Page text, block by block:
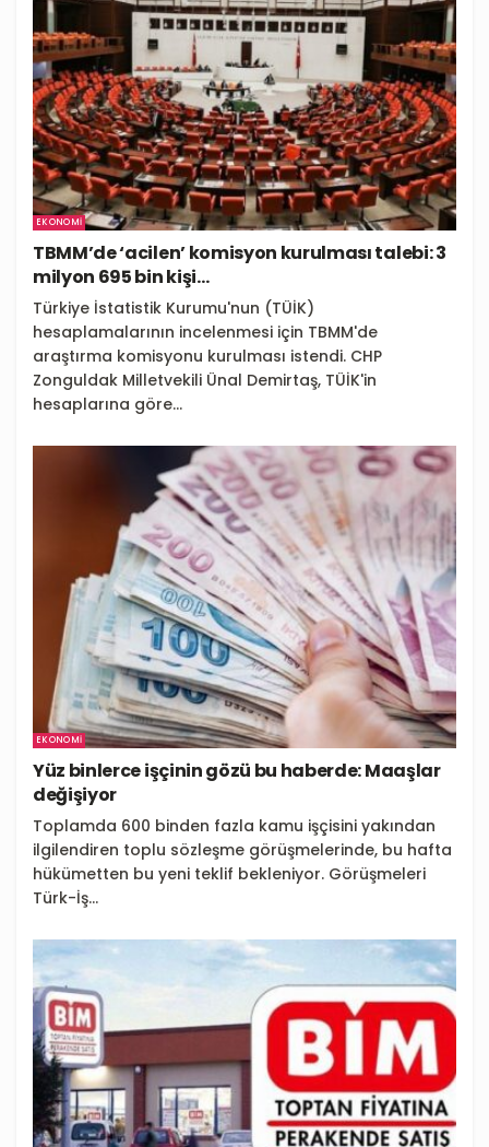
EKONOMI
TBMM’de ‘acilen’ komisyon kurulması talebi: 3
milyon 695 bin kişi…
Türkiye İstatistik Kurumu'nun (TÜİK)
hesaplamalarının incelenmesi için TBMM'de
araştırma komisyonu kurulması istendi. CHP
Zonguldak Milletvekili Ünal Demirtaş, TÜİK'in
hesaplarına göre...
EKONOMI
Yüz binlerce işçinin gözü bu haberde: Maaşlar
değişiyor
Toplamda 600 binden fazla kamu işçisini yakından
ilgilendiren toplu sözleşme görüşmelerinde, bu hafta
hükümetten bu yeni teklif bekleniyor. Görüşmeleri
Türk-İş...